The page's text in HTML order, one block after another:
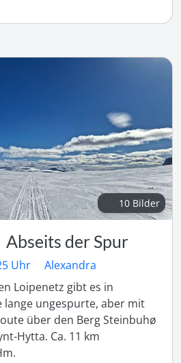
10 Bilder
Abseits der Spur
Uhr
Alexandra
Loipenetz gibt es in
lange ungespurte, aber mit
über den Berg Steinbuhø
Hytta. Ca. 11 km